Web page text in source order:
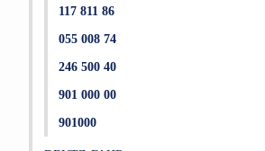
117 811 86
055 008 74
246 500 40
901 000 00
901000